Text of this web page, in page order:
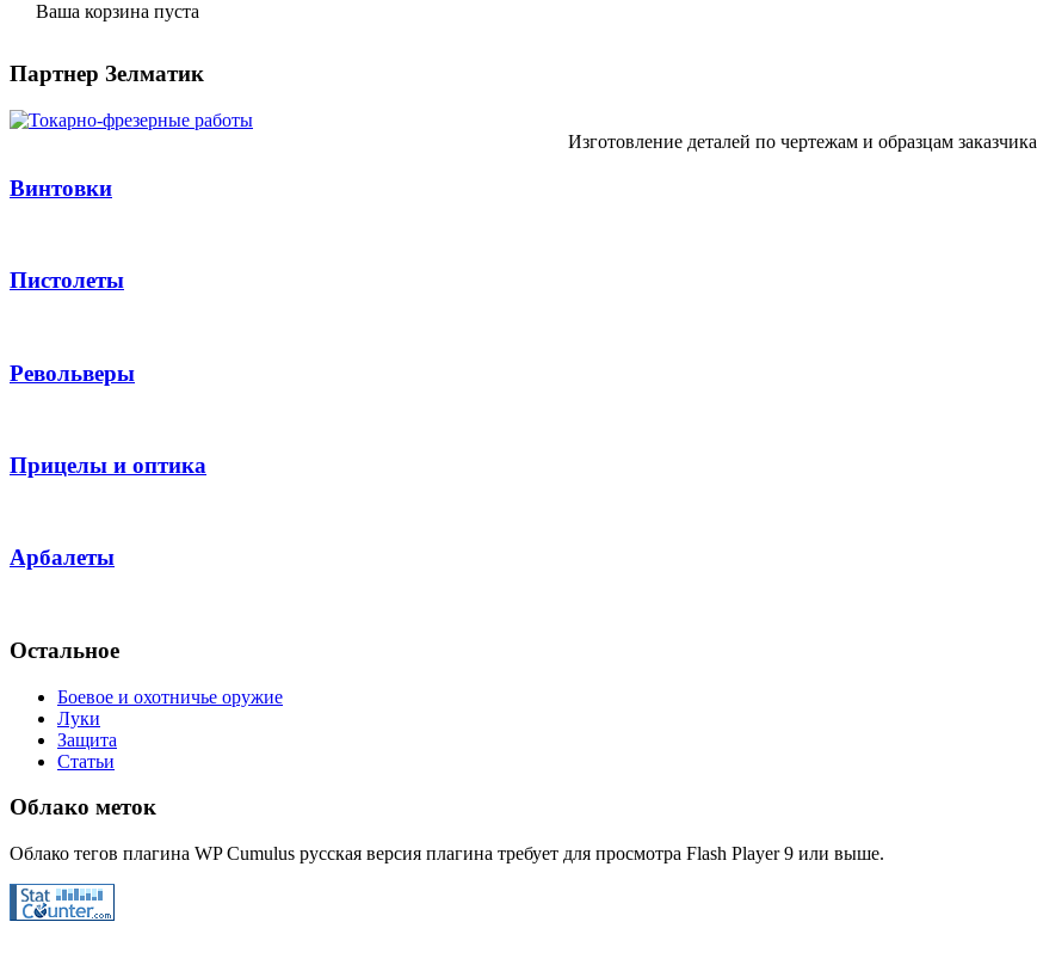
Ваша корзина пуста
Партнер Зелматик
Изготовление деталей по чертежам и образцам заказчика
Винтовки
Пистолеты
Револьверы
Прицелы и оптика
Арбалеты
Остальное
Боевое и охотничье оружие
Луки
Защита
Статьи
Облако меток
Облако тегов плагина WP Cumulus русская версия плагина требует для просмотра Flash Player 9 или выше.